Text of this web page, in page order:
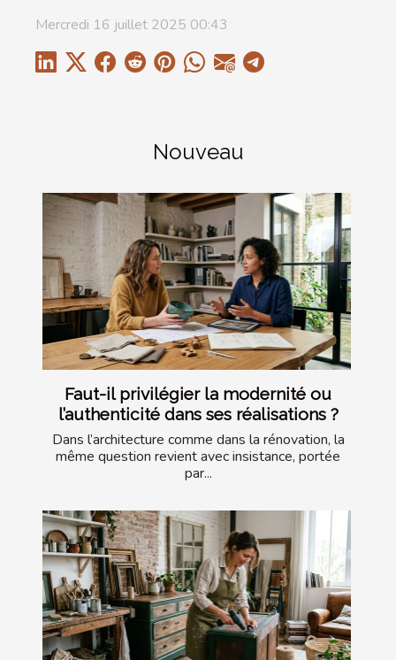
Nouveau
Faut-il privilégier la modernité ou
l’authenticité dans ses réalisations ?
Dans l’architecture comme dans la rénovation, la
même question revient avec insistance, portée
par...
Mercredi 16 juillet 2025 00:43